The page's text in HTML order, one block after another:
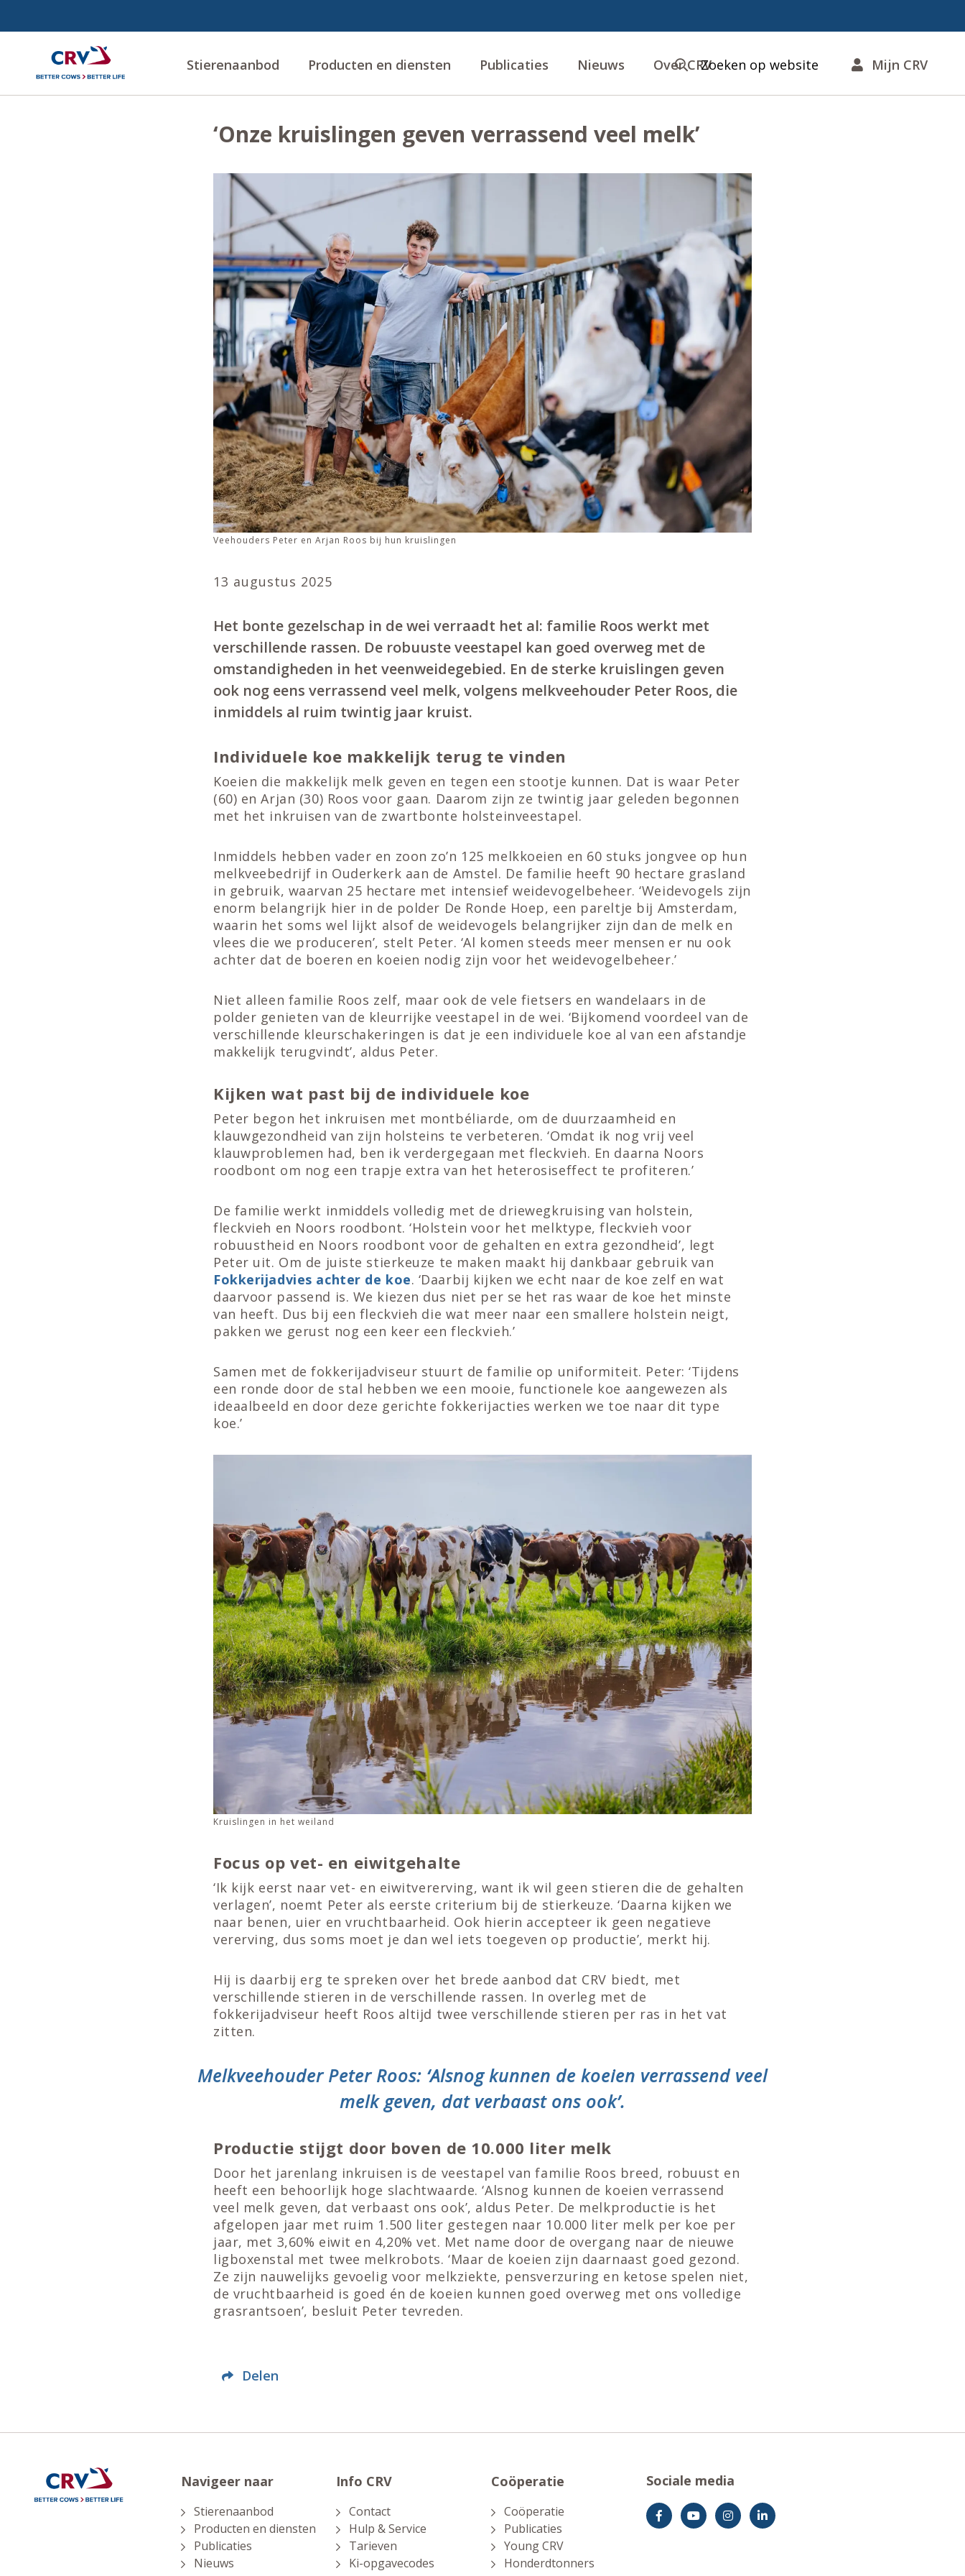
Stierenaanbod Producten en diensten Publicaties Nieuws Over CRVZoeken op website Mijn CRV
‘Onze kruislingen geven verrassend veel melk’
Veehouders Peter en Arjan Roos bij hun kruislingen
13 augustus 2025
Het bonte gezelschap in de wei verraadt het al: familie Roos werkt met
verschillende rassen. De robuuste veestapel kan goed overweg met de
omstandigheden in het veenweidegebied. En de sterke kruislingen geven
ook nog eens verrassend veel melk, volgens melkveehouder Peter Roos, die
inmiddels al ruim twintig jaar kruist.
Individuele koe makkelijk terug te vinden
Koeien die makkelijk melk geven en tegen een stootje kunnen. Dat is waar Peter
(60) en Arjan (30) Roos voor gaan. Daarom zijn ze twintig jaar geleden begonnen
met het inkruisen van de zwartbonte holsteinveestapel.
Inmiddels hebben vader en zoon zo’n 125 melkkoeien en 60 stuks jongvee op hun
melkveebedrijf in Ouderkerk aan de Amstel. De familie heeft 90 hectare grasland
in gebruik, waarvan 25 hectare met intensief weidevogelbeheer. ‘Weidevogels zijn
enorm belangrijk hier in de polder De Ronde Hoep, een pareltje bij Amsterdam,
waarin het soms wel lijkt alsof de weidevogels belangrijker zijn dan de melk en
vlees die we produceren’, stelt Peter. ‘Al komen steeds meer mensen er nu ook
achter dat de boeren en koeien nodig zijn voor het weidevogelbeheer.’
Niet alleen familie Roos zelf, maar ook de vele fietsers en wandelaars in de
polder genieten van de kleurrijke veestapel in de wei. ‘Bijkomend voordeel van de
verschillende kleurschakeringen is dat je een individuele koe al van een afstandje
makkelijk terugvindt’, aldus Peter.
Kijken wat past bij de individuele koe
Peter begon het inkruisen met montbéliarde, om de duurzaamheid en
klauwgezondheid van zijn holsteins te verbeteren. ‘Omdat ik nog vrij veel
klauwproblemen had, ben ik verdergegaan met fleckvieh. En daarna Noors
roodbont om nog een trapje extra van het heterosiseffect te profiteren.’
De familie werkt inmiddels volledig met de driewegkruising van holstein,
fleckvieh en Noors roodbont. ‘Holstein voor het melktype, fleckvieh voor
robuustheid en Noors roodbont voor de gehalten en extra gezondheid’, legt
Peter uit. Om de juiste stierkeuze te maken maakt hij dankbaar gebruik van
Fokkerijadvies achter de koe. ‘Daarbij kijken we echt naar de koe zelf en wat
daarvoor passend is. We kiezen dus niet per se het ras waar de koe het minste
van heeft. Dus bij een fleckvieh die wat meer naar een smallere holstein neigt,
pakken we gerust nog een keer een fleckvieh.’
Samen met de fokkerijadviseur stuurt de familie op uniformiteit. Peter: ‘Tijdens
een ronde door de stal hebben we een mooie, functionele koe aangewezen als
ideaalbeeld en door deze gerichte fokkerijacties werken we toe naar dit type
koe.’
Kruislingen in het weiland
Focus op vet- en eiwitgehalte
‘Ik kijk eerst naar vet- en eiwitvererving, want ik wil geen stieren die de gehalten
verlagen’, noemt Peter als eerste criterium bij de stierkeuze. ‘Daarna kijken we
naar benen, uier en vruchtbaarheid. Ook hierin accepteer ik geen negatieve
vererving, dus soms moet je dan wel iets toegeven op productie’, merkt hij.
Hij is daarbij erg te spreken over het brede aanbod dat CRV biedt, met
verschillende stieren in de verschillende rassen. In overleg met de
fokkerijadviseur heeft Roos altijd twee verschillende stieren per ras in het vat
zitten.
Melkveehouder Peter Roos: ‘Alsnog kunnen de koeien verrassend veel
melk geven, dat verbaast ons ook’.
Productie stijgt door boven de 10.000 liter melk
Door het jarenlang inkruisen is de veestapel van familie Roos breed, robuust en
heeft een behoorlijk hoge slachtwaarde. ‘Alsnog kunnen de koeien verrassend
veel melk geven, dat verbaast ons ook’, aldus Peter. De melkproductie is het
afgelopen jaar met ruim 1.500 liter gestegen naar 10.000 liter melk per koe per
jaar, met 3,60% eiwit en 4,20% vet. Met name door de overgang naar de nieuwe
ligboxenstal met twee melkrobots. ‘Maar de koeien zijn daarnaast goed gezond.
Ze zijn nauwelijks gevoelig voor melkziekte, pensverzuring en ketose spelen niet,
de vruchtbaarheid is goed én de koeien kunnen goed overweg met ons volledige
grasrantsoen’, besluit Peter tevreden.
Delen
Navigeer naar
Stierenaanbod
Producten en diensten
Publicaties
Nieuws
Info CRV
Contact
Hulp & Service
Tarieven
Ki-opgavecodes
Coöperatie
Coöperatie
Publicaties
Young CRV
Honderdtonners
Sociale media